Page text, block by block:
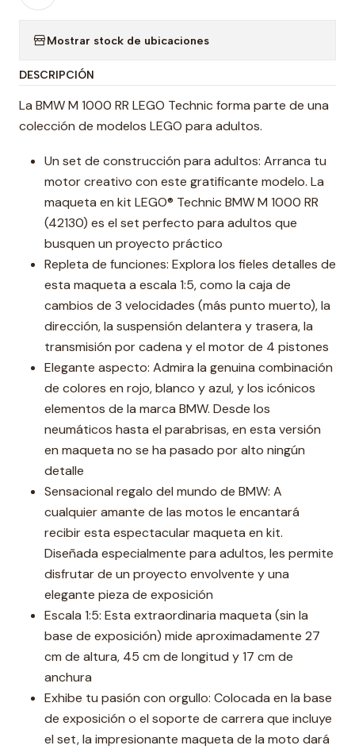
Mostrar stock de ubicaciones
DESCRIPCIÓN
La BMW M 1000 RR LEGO Technic forma parte de una
colección de modelos LEGO para adultos.
Un set de construcción para adultos: Arranca tu
motor creativo con este gratificante modelo. La
maqueta en kit LEGO® Technic BMW M 1000 RR
(42130) es el set perfecto para adultos que
busquen un proyecto práctico
Repleta de funciones: Explora los fieles detalles de
esta maqueta a escala 1:5, como la caja de
cambios de 3 velocidades (más punto muerto), la
dirección, la suspensión delantera y trasera, la
transmisión por cadena y el motor de 4 pistones
Elegante aspecto: Admira la genuina combinación
de colores en rojo, blanco y azul, y los icónicos
elementos de la marca BMW. Desde los
neumáticos hasta el parabrisas, en esta versión
en maqueta no se ha pasado por alto ningún
detalle
Sensacional regalo del mundo de BMW: A
cualquier amante de las motos le encantará
recibir esta espectacular maqueta en kit.
Diseñada especialmente para adultos, les permite
disfrutar de un proyecto envolvente y una
elegante pieza de exposición
Escala 1:5: Esta extraordinaria maqueta (sin la
base de exposición) mide aproximadamente 27
cm de altura, 45 cm de longitud y 17 cm de
anchura
Exhibe tu pasión con orgullo: Colocada en la base
de exposición o el soporte de carrera que incluye
el set, la impresionante maqueta de la moto dará